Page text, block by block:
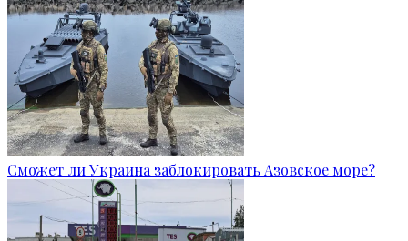
Сможет ли Украина заблокировать Азовское море?